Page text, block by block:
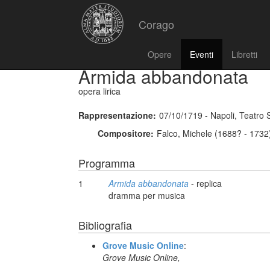
Corago
Opere Eventi Libretti
Armida abbandonata
opera lirica
Rappresentazione: 07/10/1719 - Napoli, Teatro
Compositore: Falco, Michele (1688? -
Programma
1 Armida abbandonata - replica
dramma per musica
Bibliografia
Grove Music Online:
Grove Music Online,